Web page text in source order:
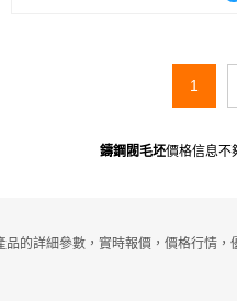
1
鑄鋼閥毛坯價格信息不
品的詳細參數，實時報價，價格行情，